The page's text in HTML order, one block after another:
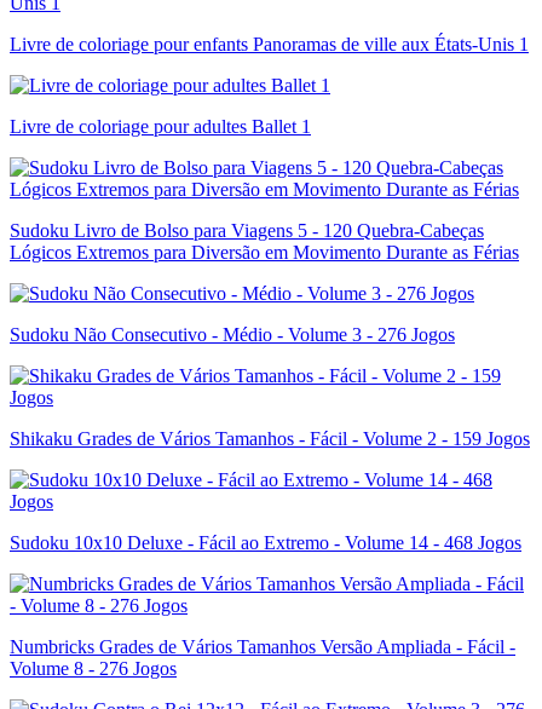
Livre de coloriage pour enfants Panoramas de ville aux États-Unis 1
Livre de coloriage pour adultes Ballet 1
Sudoku Livro de Bolso para Viagens 5 - 120 Quebra-Cabeças
Lógicos Extremos para Diversão em Movimento Durante as Férias
Sudoku Não Consecutivo - Médio - Volume 3 - 276 Jogos
Shikaku Grades de Vários Tamanhos - Fácil - Volume 2 - 159 Jogos
Sudoku 10x10 Deluxe - Fácil ao Extremo - Volume 14 - 468 Jogos
Numbricks Grades de Vários Tamanhos Versão Ampliada - Fácil -
Volume 8 - 276 Jogos